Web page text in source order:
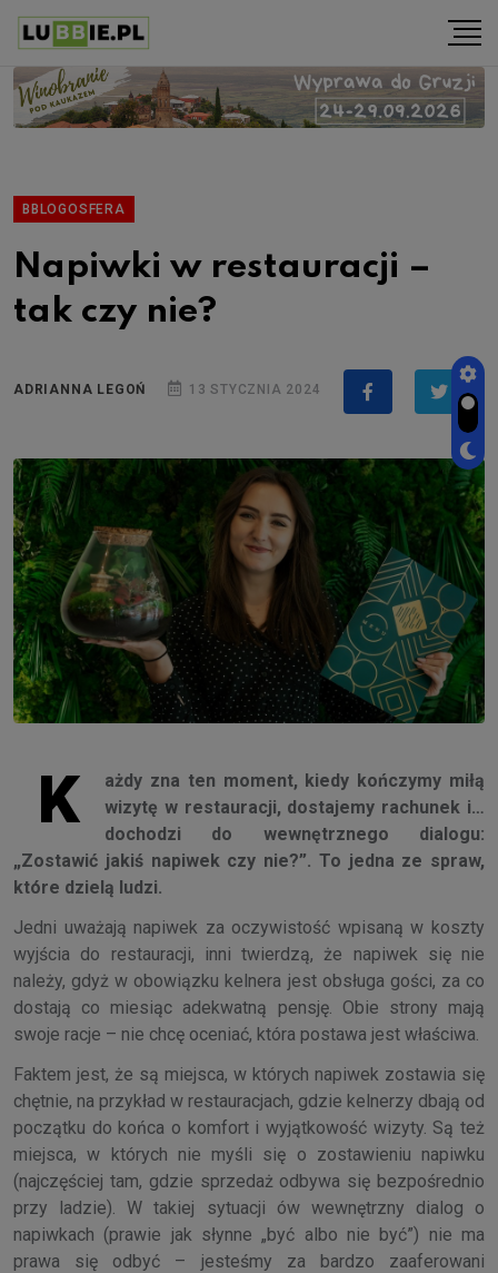
BBLOGOSFERA
Napiwki w restauracji –
tak czy nie?
ADRIANNA LEGOŃ 13 STYCZNIA 2024
K
ażdy zna ten moment, kiedy kończymy miłą
wizytę w restauracji, dostajemy rachunek i…
dochodzi do wewnętrznego dialogu:
„Zostawić jakiś napiwek czy nie?”. To jedna ze spraw,
które dzielą ludzi.
Jedni uważają napiwek za oczywistość wpisaną w koszty
wyjścia do restauracji, inni twierdzą, że napiwek się nie
należy, gdyż w obowiązku kelnera jest obsługa gości, za co
dostają co miesiąc adekwatną pensję. Obie strony mają
swoje racje – nie chcę oceniać, która postawa jest właściwa.
Faktem jest, że są miejsca, w których napiwek zostawia się
chętnie, na przykład w restauracjach, gdzie kelnerzy dbają od
początku do końca o komfort i wyjątkowość wizyty. Są też
miejsca, w których nie myśli się o zostawieniu napiwku
(najczęściej tam, gdzie sprzedaż odbywa się bezpośrednio
przy ladzie). W takiej sytuacji ów wewnętrzny dialog o
napiwkach (prawie jak słynne „być albo nie być”) nie ma
prawa się odbyć – jesteśmy za bardzo zaaferowani